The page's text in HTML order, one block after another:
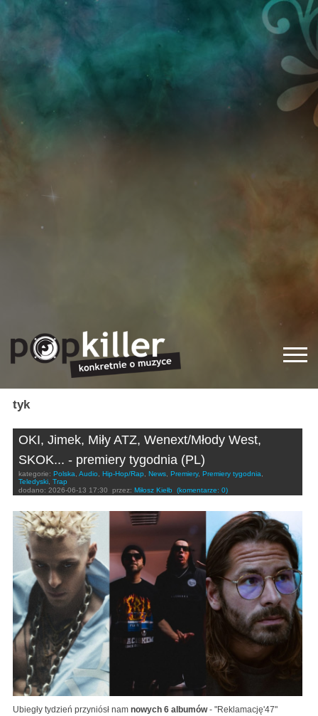
tyk
OKI, Jimek, Miły ATZ, Wenext/Młody West,
SKOK... - premiery tygodnia (PL)
kategorie: Polska, Audio, Hip-Hop/Rap, News, Premiery, Premiery tygodnia,
Teledyski, Trap
dodano: 2026-06-13 17:30 przez: Miłosz Kiełb (komentarze: 0)
Ubiegły tydzień przyniósł nam nowych 6 albumów- "Reklamację'47"